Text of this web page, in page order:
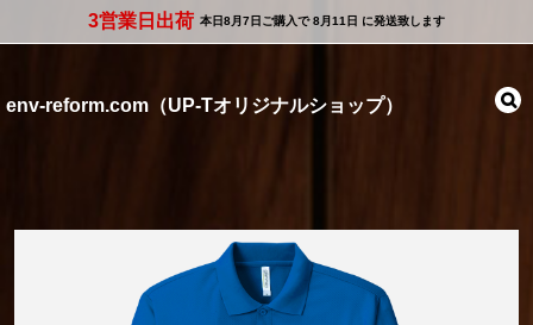
3営業日出荷 本日8月7日 ご購入で8月11日 に発送致します
env-reform.com（UP-Tオリジナルショップ）